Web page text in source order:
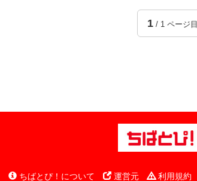
1/ 1 ページ目
ちばとぴ！について 運営元 利用規約